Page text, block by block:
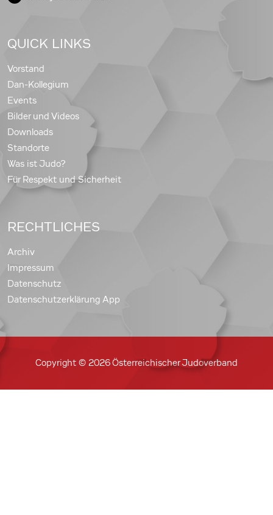
QUICK LINKS
Vorstand
Dan-Kollegium
Events
Bilder und Videos
Downloads
Standorte
Was ist Judo?
Für Respekt und Sicherheit
RECHTLICHES
Archiv
Impressum
Datenschutz
Datenschutzerklärung App
Copyright © 2026 Österreichischer Judoverband